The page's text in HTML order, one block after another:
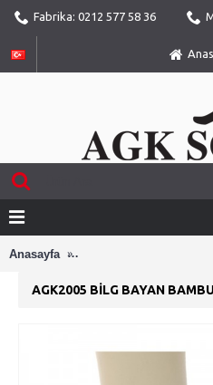
Fabrika: 0212 577 58 36
Anasayfa AGK2005 Bilg Bayan